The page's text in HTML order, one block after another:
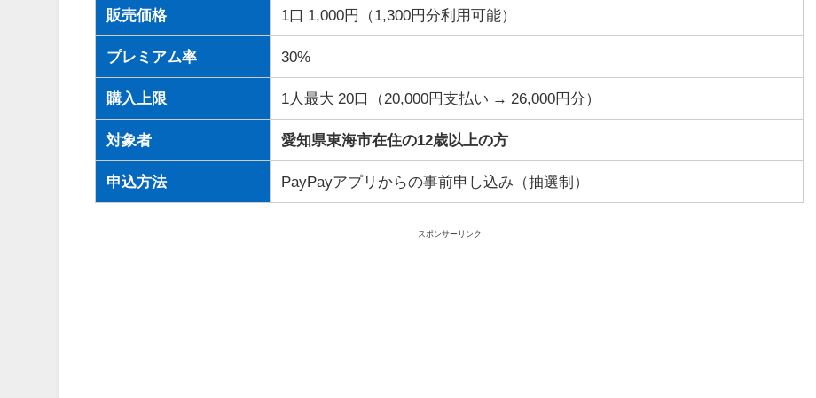
販売価格 1口 1,000円（1,300円分利用可能）
プレミアム率 30%
購入上限 1人最大 20口（20,000円支払い → 26,000円分）
対象者 愛知県東海市在住の12歳以上の方
申込方法 PayPayアプリからの事前申し込み（抽選制）
スポンサーリンク